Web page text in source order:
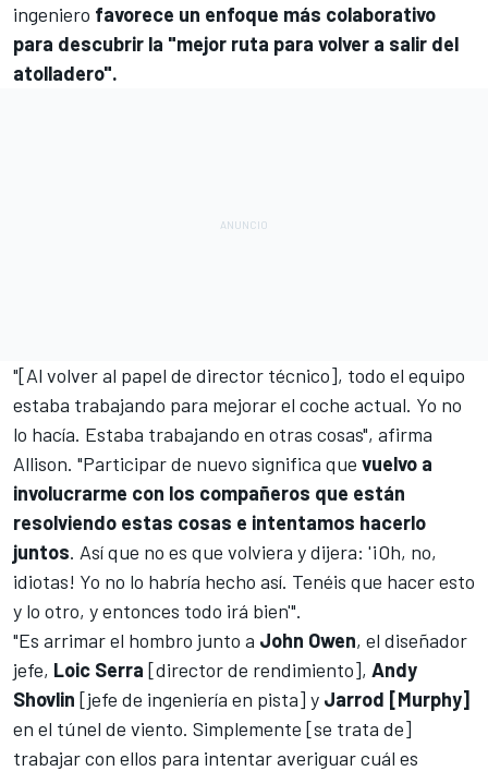
ingeniero favorece un enfoque más colaborativo
para descubrir la "mejor ruta para volver a salir del
atolladero".
"[Al volver al papel de director técnico], todo el equipo
estaba trabajando para mejorar el coche actual. Yo no
lo hacía. Estaba trabajando en otras cosas", afirma
Allison. "Participar de nuevo significa que vuelvo a
involucrarme con los compañeros que están
resolviendo estas cosas e intentamos hacerlo
juntos. Así que no es que volviera y dijera: '¡Oh, no,
idiotas! Yo no lo habría hecho así. Tenéis que hacer esto
y lo otro, y entonces todo irá bien'".
"Es arrimar el hombro junto a John Owen, el diseñador
jefe, Loic Serra [director de rendimiento], Andy
Shovlin [jefe de ingeniería en pista] y Jarrod [Murphy]
en el túnel de viento. Simplemente [se trata de]
trabajar con ellos para intentar averiguar cuál es